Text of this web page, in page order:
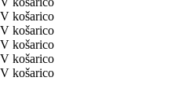
V košarico
V košarico
V košarico
V košarico
V košarico